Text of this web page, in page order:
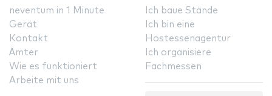
neventum in 1 Minute
Gerät
Kontakt
Ämter
Wie es funktioniert
Arbeite mit uns
Ich baue Stände
Ich bin eine
Hostessenagentur
Ich organisiere
Fachmessen